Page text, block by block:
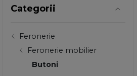
Categorii
Feronerie
Feronerie mobilier
Butoni